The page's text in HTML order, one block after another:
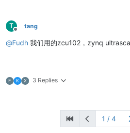
T
Offline
tang
@Fudh 我们用的zcu102，zynq
F K X 3 Replies
1 / 4